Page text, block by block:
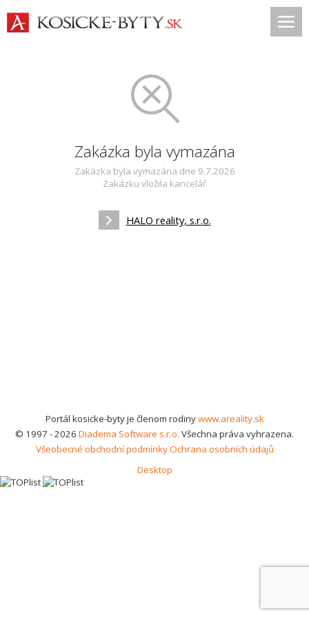
Zakázka byla vymazána
Zakázka byla vymazána dne 9.7.2026
Zakázku vložila kancelář
HALO reality, s.r.o.
Portál kosicke-byty je členom rodinywww.areality.sk
© 1997 - 2026 Diadema Software s.r.o. Všechna práva vyhrazena.
Všeobecné obchodní podmínkyOchrana osobních údajů
Desktop